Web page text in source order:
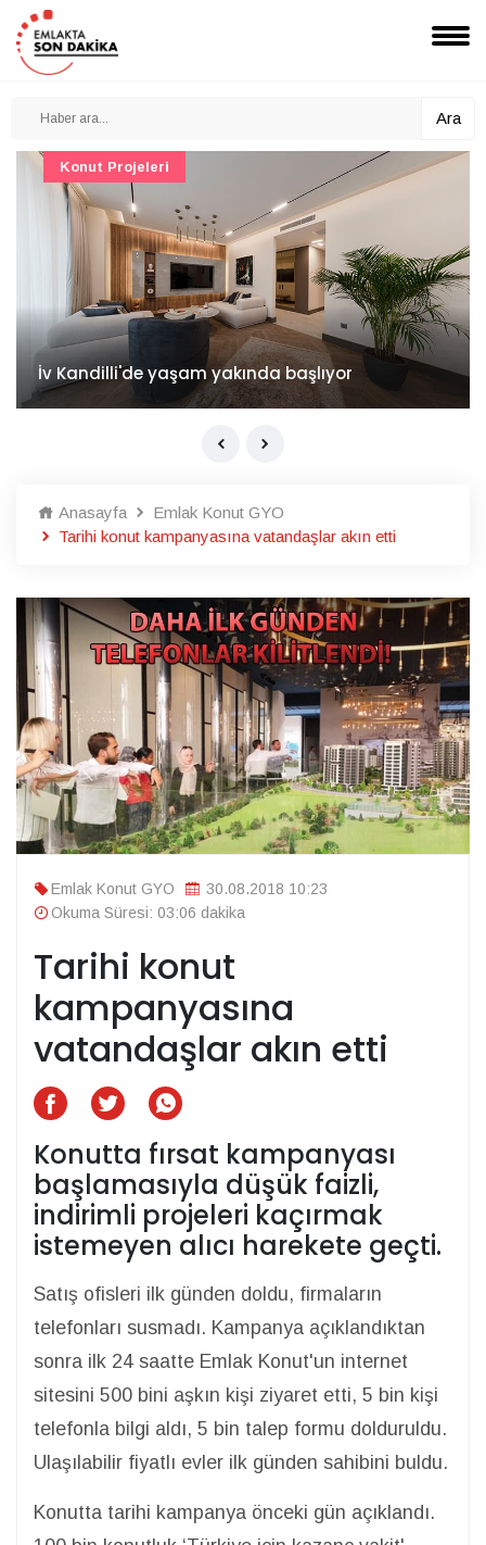
Ara
İv Kandilli'de yaşam yakında başlıyor
Konut Projeleri
Anasayfa
Emlak Konut GYO
Tarihi konut kampanyasına vatandaşlar akın etti
Emlak Konut GYO
30.08.2018 10:23
Okuma Süresi: 03:06 dakika
Tarihi konut
kampanyasına
vatandaşlar akın etti
Konutta fırsat kampanyası
başlamasıyla düşük faizli,
indirimli projeleri kaçırmak
istemeyen alıcı harekete geçti.
Satış ofisleri ilk günden doldu, firmaların
telefonları susmadı. Kampanya açıklandıktan
sonra ilk 24 saatte Emlak Konut'un internet
sitesini 500 bini aşkın kişi ziyaret etti, 5 bin kişi
telefonla bilgi aldı, 5 bin talep formu dolduruldu.
Ulaşılabilir fiyatlı evler ilk günden sahibini buldu.
Konutta tarihi kampanya önceki gün açıklandı.